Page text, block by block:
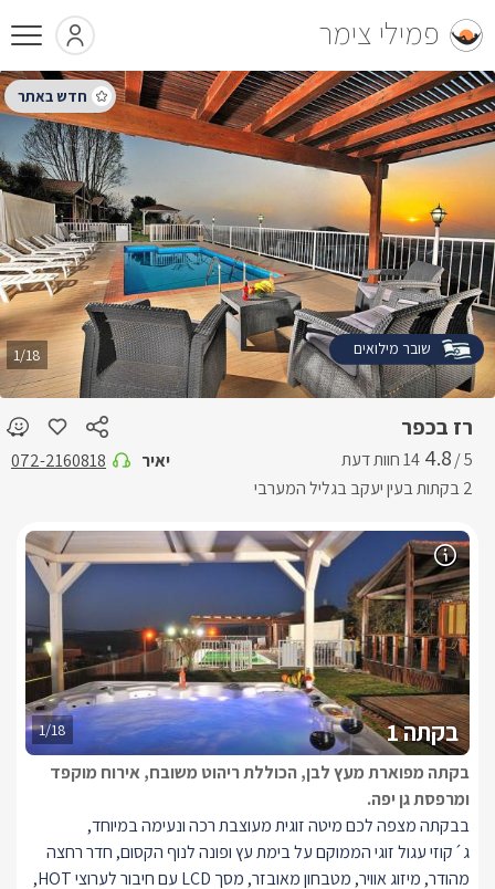
פמילי צימר
רז בכפר
5 /
4.8
2 בקתות בעין יעקב בגליל המערבי
יאיר 072-2160818
1/18 שובר מילואים
1/18 בקתה 1
בקתה מפוארת מעץ לבן, הכוללת ריהוט משובח, אירוח מוקפד
ומרפסת גן יפה.
בבקתה מצפה לכם מיטה זוגית מעוצבת רכה ונעימה במיוחד,
ג´קוזי עגול זוגיהממוקם על בימת עץ ופונה לנוף הקסום, חדר רחצה
מהודר,
מיזוג אוויר, מטבחון מאובזר, מסך LCD עם חיבור לערוצי HOT,